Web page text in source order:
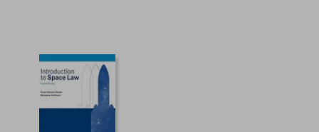
$ 481.06
$ 288.64
45%
dcto.